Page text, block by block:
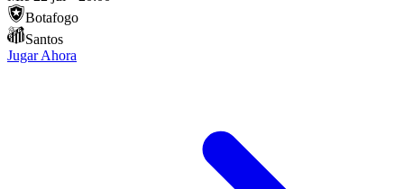
Botafogo
Santos
Jugar Ahora